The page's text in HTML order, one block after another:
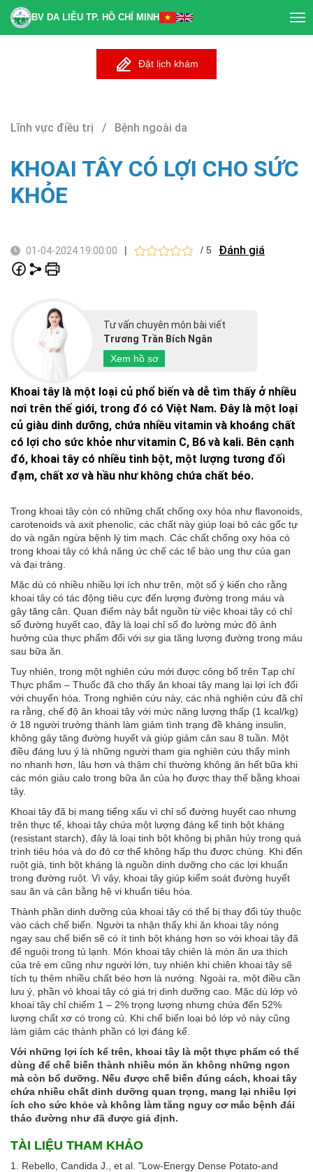
BV DA LIỄU TP. HỒ CHÍ MINH
Đặt lịch khám
Lĩnh vực điều trị / Bệnh ngoài da
KHOAI TÂY CÓ LỢI CHO SỨC
KHỎE
01-04-2024 19:00:00 | / 5 Đánh giá
Tư vấn chuyên môn bài viết
Trương Trần Bích Ngân
Xem hồ sơ
Khoai tây là một loại củ phổ biến và dễ tìm thấy ở nhiều
nơi trên thế giới, trong đó có Việt Nam. Đây là một loại
củ giàu dinh dưỡng, chứa nhiều vitamin và khoáng chất
có lợi cho sức khỏe như vitamin C, B6 và kali. Bên cạnh
đó, khoai tây có nhiều tinh bột, một lượng tương đối
đạm, chất xơ và hầu như không chứa chất béo.
Trong khoai tây còn có những chất chống oxy hóa như flavonoids,
carotenoids và axit phenolic, các chất này giúp loại bỏ các gốc tự
do và ngăn ngừa bệnh lý tim mạch. Các chất chống oxy hóa có
trong khoai tây có khả năng ức chế các tế bào ung thư của gan
và đại tràng.
Mặc dù có nhiều nhiều lợi ích như trên, một số ý kiến cho rằng
khoai tây có tác động tiêu cực đến lượng đường trong máu và
gây tăng cân. Quan điểm này bắt nguồn từ việc khoai tây có chỉ
số đường huyết cao, đây là loại chỉ số đo lường mức độ ảnh
hưởng của thực phẩm đối với sự gia tăng lượng đường trong máu
sau bữa ăn.
Tuy nhiên, trong một nghiên cứu mới được công bố trên Tạp chí
Thực phẩm – Thuốc đã cho thấy ăn khoai tây mang lại lợi ích đối
với chuyển hóa. Trong nghiên cứu này, các nhà nghiên cứu đã chỉ
ra rằng, chế độ ăn khoai tây với mức năng lượng thấp (1 kcal/kg)
ở 18 người trưởng thành làm giảm tình trạng đề kháng insulin,
không gây tăng đường huyết và giúp giảm cân sau 8 tuần. Một
điều đáng lưu ý là những người tham gia nghiên cứu thấy mình
no nhanh hơn, lâu hơn và thậm chí thường không ăn hết bữa khi
các món giàu calo trong bữa ăn của họ được thay thế bằng khoai
tây.
Khoai tây đã bị mang tiếng xấu vì chỉ số đường huyết cao nhưng
trên thực tế, khoai tây chứa một lượng đáng kể tinh bột kháng
(resistant starch), đây là loại tinh bột không bị phân hủy trong quá
trình tiêu hóa và do đó cơ thể không hấp thu được chúng. Khi đến
ruột già, tinh bột kháng là nguồn dinh dưỡng cho các lợi khuẩn
trong đường ruột. Vì vậy, khoai tây giúp kiểm soát đường huyết
sau ăn và cân bằng hệ vi khuẩn tiêu hóa.
Thành phần dinh dưỡng của khoai tây có thể bị thay đổi tùy thuộc
vào cách chế biến. Người ta nhận thấy khi ăn khoai tây nóng
ngay sau chế biến sẽ có ít tinh bột kháng hơn so với khoai tây đã
để nguội trong tủ lạnh. Món khoai tây chiên là món ăn ưa thích
của trẻ em cũng như người lớn, tuy nhiên khi chiên khoai tây sẽ
tích tụ thêm nhiều chất béo hơn là nướng. Ngoài ra, một điều cần
lưu ý, phần vỏ khoai tây có giá trị dinh dưỡng cao. Mặc dù lớp vỏ
khoai tây chỉ chiếm 1 – 2% trọng lượng nhưng chứa đến 52%
lượng chất xơ có trong củ. Khi chế biến loại bỏ lớp vỏ này cũng
làm giảm các thành phần có lợi đáng kể.
Với những lợi ích kể trên, khoai tây là một thực phẩm có thể
dùng để chế biến thành nhiều món ăn không những ngon
mà còn bổ dưỡng. Nếu được chế biến đúng cách, khoai tây
chứa nhiều chất dinh dưỡng quan trọng, mang lại nhiều lợi
ích cho sức khỏe và không làm tăng nguy cơ mắc bệnh đái
tháo đường như đã được giả định.
TÀI LIỆU THAM KHẢO
1. Rebello, Candida J., et al. "Low-Energy Dense Potato-and